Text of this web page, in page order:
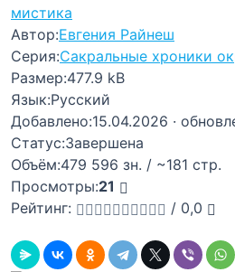
мистика
Автор:Евгения Райнеш
Серия:Сакральные хроники
Размер:477.9 kB
Язык:Русский
Добавлено:15.04.2026 ·
Статус:Завершена
Объём:479 596 зн. / ~181 стр.
Просмотры:21
Рейтинг:
/ 0,0